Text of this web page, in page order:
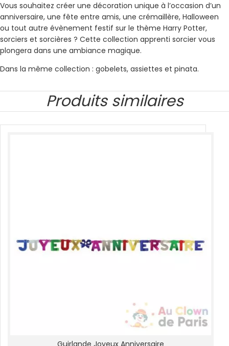
Vous souhaitez créer une décoration unique à l’occasion d’un
anniversaire, une fête entre amis, une crémaillère, Halloween
ou tout autre évènement festif sur le thème Harry Potter,
sorciers et sorcières ? Cette collection apprenti sorcier vous
plongera dans une ambiance magique.
Dans la même collection : gobelets, assiettes et pinata.
Produits similaires